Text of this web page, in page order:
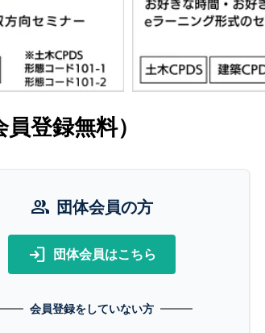
登録無料）
group 団体会員の方
login 団体会員はこちら
会員登録をしていない方